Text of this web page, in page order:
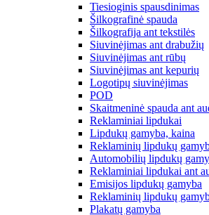
Tiesioginis spausdinimas
Šilkografinė spauda
Šilkografija ant tekstilės
Siuvinėjimas ant drabužių
Siuvinėjimas ant rūbų
Siuvinėjimas ant kepurių
Logotipų siuvinėjimas
POD
Skaitmeninė spauda ant
Reklaminiai lipdukai
Lipdukų gamyba, kaina
Reklaminių lipdukų
Automobilių lipdukų
Reklaminiai lipdukai ant
Emisijos lipdukų gamyba
Reklaminių lipdukų
Plakatų gamyba